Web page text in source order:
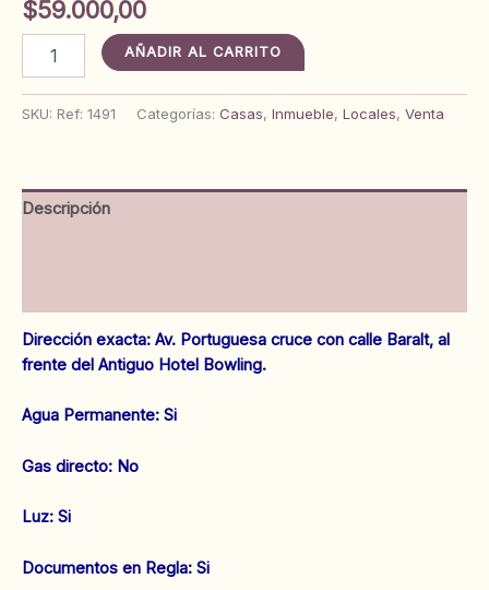
$59.000,00
Locales
Portuguesa
con
cantidad
AÑADIR AL CARRITO
SKU: Ref: 1491 Categorías: Casas, Inmueble, Locales, Venta
Descripción
Dirección exacta: Av. Portuguesa cruce con calle Baralt, al
frente del Antiguo Hotel Bowling.
Agua Permanente: Si
‌Gas directo: No
‌Luz: Si
Documentos en Regla: Si